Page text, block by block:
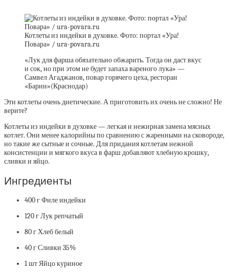
Котлеты из индейки в духовке. Фото: портал «Ура!
Повара» / ura-povara.ru
«Лук для фарша обязательно обжарить. Тогда он даст вкус
и сок, но при этом не будет запаха вареного лука» —
Самвел Агаджанов, повар горячего цеха, ресторан
«Барин»(Краснодар)
Эти котлеты очень диетические. А приготовить их очень не сложно! Не
верите?
Котлеты из индейки в духовке — легкая и нежирная замена мясных
котлет. Они менее калорийны по сравнению с жаренными на сковороде,
но такие же сытные и сочные. Для придания котлетам нежной
консистенции и мягкого вкуса в фарш добавляют хлебную крошку,
сливки и яйцо.
Ингредиенты
400 г Филе индейки
120 г Лук репчатый
80 г Хлеб белый
40 г Сливки 35%
1 шт Яйцо куриное